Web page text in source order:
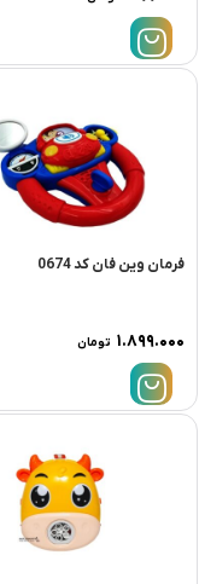
فرمان وین فان کد 0674
۱.۸۹۹.۰۰۰ تومان